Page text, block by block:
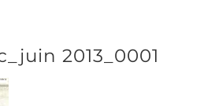
Toggle
2013_0001